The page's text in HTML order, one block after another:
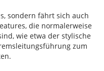
sondern fährt sich auch
die normalerweise
wie etwa der stylische
zum